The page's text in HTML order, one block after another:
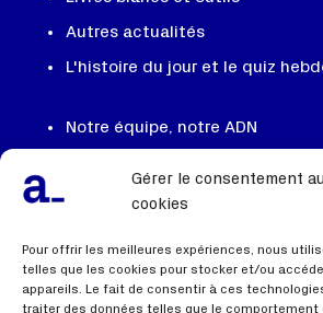
Gérer le consentement
cookies
Pour offrir les meilleures expériences, nous
telles que les cookies pour stocker et/ou
appareils. Le fait de consentir à ces
traiter des données telles que le comportement
Autres actualités
L'histoire du jour et le quiz
Notre équipe, notre ADN
Contactez nous